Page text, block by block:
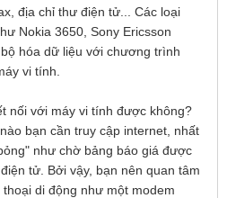
địa chỉ thư điện tử... Các loại
Nokia 3650, Sony Ericsson
hóa dữ liệu với chương trình
vi tính.
nối với máy vi tính được không?
bạn cần truy cập internet, nhất
như chờ bảng báo giá được
tử. Bởi vậy, bạn nên quan tâm
di động như một modem